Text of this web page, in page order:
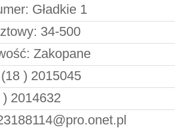
Gładkie 1
34-500
Zakopane
(18 ) 2015045
) 2014632